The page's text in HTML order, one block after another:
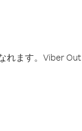
ます。Viber